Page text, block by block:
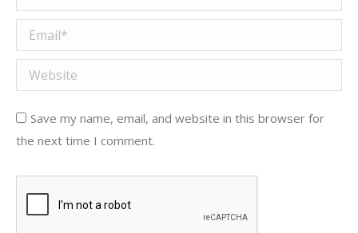
Email *
Website
Save my name, email, and website in this browser for
the next time I comment.